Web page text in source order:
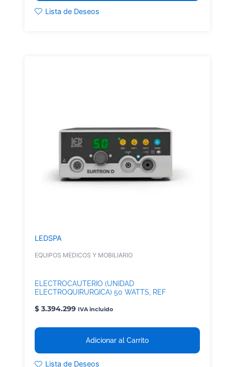
Lista de Deseos
LEDSPA
EQUIPOS MEDICOS Y MOBILIARIO
ELECTROCAUTERIO (UNIDAD
ELECTROQUIRURGICA) 50 WATTS, REF
$ 3.394.299 IVA incluido
Adicionar al Carrito
Lista de Deseos